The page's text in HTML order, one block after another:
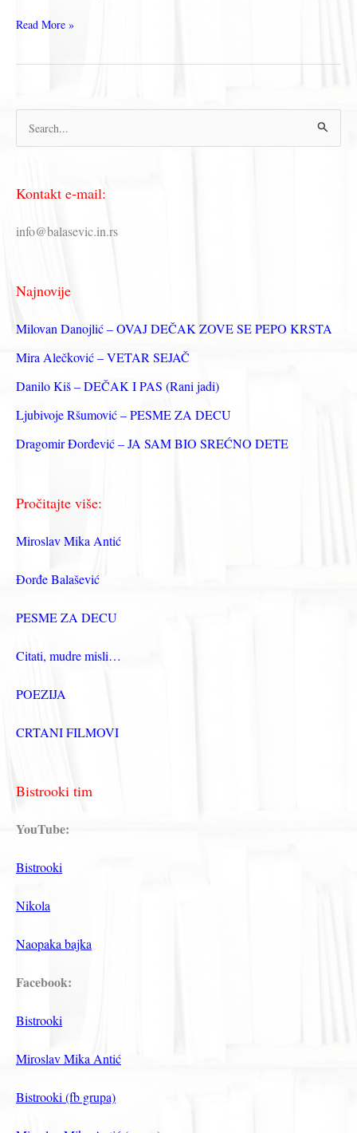
Đorđe
Read More »
р
т
р
а
з
а
Kontakt e-mail:
info@balasevic.in.rs
Najnovije
Milovan Danojlić – OVAJ DEČAK ZOVE SE PEPO KRSTA
Mira Alečković – VETAR SEJAČ
Danilo Kiš – DEČAK I PAS (Rani jadi)
Ljubivoje Ršumović – PESME ZA DECU
Dragomir Đorđević – JA SAM BIO SREĆNO DETE
Pročitajte više:
Miroslav Mika Antić
Đorđe Balašević
PESME ZA DECU
Citati, mudre misli…
POEZIJA
CRTANI FILMOVI
Bistrooki tim
YouTube:
Bistrooki
Nikola
Naopaka bajka
Facebook:
Bistrooki
Miroslav Mika Antić
Bistrooki (fb grupa)